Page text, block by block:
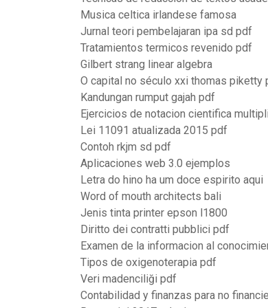
Musica celtica irlandese famosa
Jurnal teori pembelajaran ipa sd pdf
Tratamientos termicos revenido pdf
Gilbert strang linear algebra
O capital no século xxi thomas piketty
Kandungan rumput gajah pdf
Ejercicios de notacion cientifica
Lei 11091 atualizada 2015 pdf
Contoh rkjm sd pdf
Aplicaciones web 3.0 ejemplos
Letra do hino ha um doce espirito aqui
Word of mouth architects bali
Jenis tinta printer epson l1800
Diritto dei contratti pubblici pdf
Examen de la informacion al
Tipos de oxigenoterapia pdf
Veri madenciliği pdf
Contabilidad y finanzas para no